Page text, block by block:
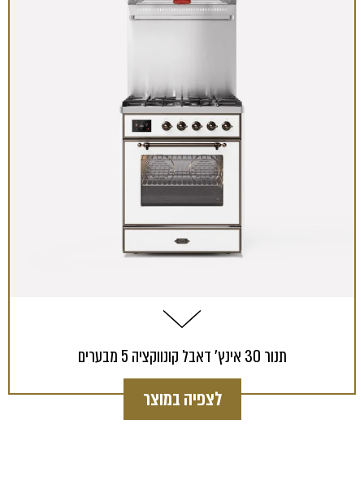
תנור 30 אינץ' דאבל קונווקציה 5 מבערים
לצפיה במוצר